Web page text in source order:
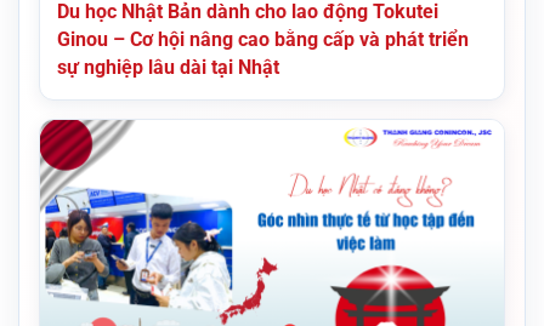
Du học Nhật Bản dành cho lao động Tokutei
Ginou – Cơ hội nâng cao bằng cấp và phát triển
sự nghiệp lâu dài tại Nhật